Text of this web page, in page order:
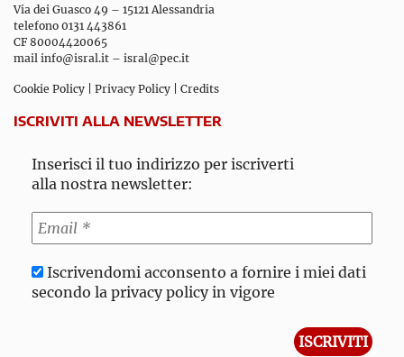
Via dei Guasco 49 – 15121 Alessandria
telefono 0131 443861
CF 80004420065
mail info@isral.it – isral@pec.it
Cookie Policy Privacy Policy Credits
ISCRIVITI ALLA NEWSLETTER
Inserisci il tuo indirizzo per iscriverti
alla nostra newsletter:
Iscrivendomi acconsento a fornire i miei dati
secondo la privacy policy in vigore